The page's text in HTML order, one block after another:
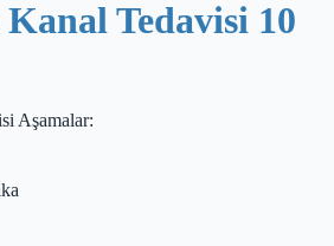
Tedavisi 10
Aşamalar: